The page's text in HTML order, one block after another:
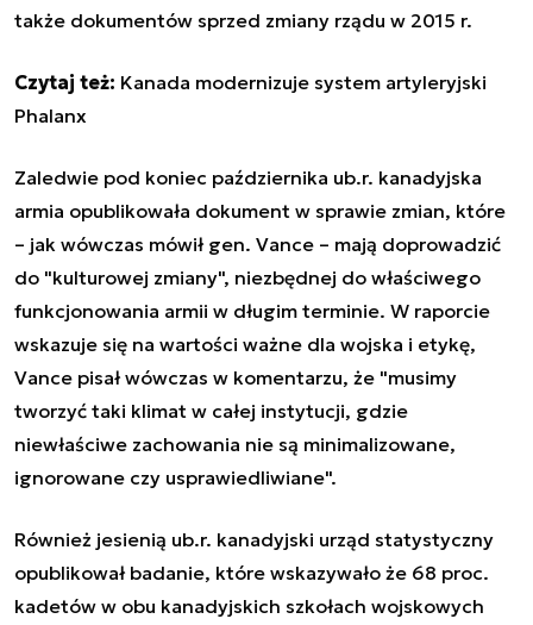
także dokumentów sprzed zmiany rządu w 2015 r.
Czytaj też: Kanada modernizuje system artyleryjski
Phalanx
Zaledwie pod koniec października ub.r. kanadyjska
armia opublikowała dokument w sprawie zmian, które
– jak wówczas mówił gen. Vance – mają doprowadzić
do "kulturowej zmiany", niezbędnej do właściwego
funkcjonowania armii w długim terminie. W raporcie
wskazuje się na wartości ważne dla wojska i etykę,
Vance pisał wówczas w komentarzu, że "musimy
tworzyć taki klimat w całej instytucji, gdzie
niewłaściwe zachowania nie są minimalizowane,
ignorowane czy usprawiedliwiane".
Również jesienią ub.r. kanadyjski urząd statystyczny
opublikował badanie, które wskazywało że 68 proc.
kadetów w obu kanadyjskich szkołach wojskowych